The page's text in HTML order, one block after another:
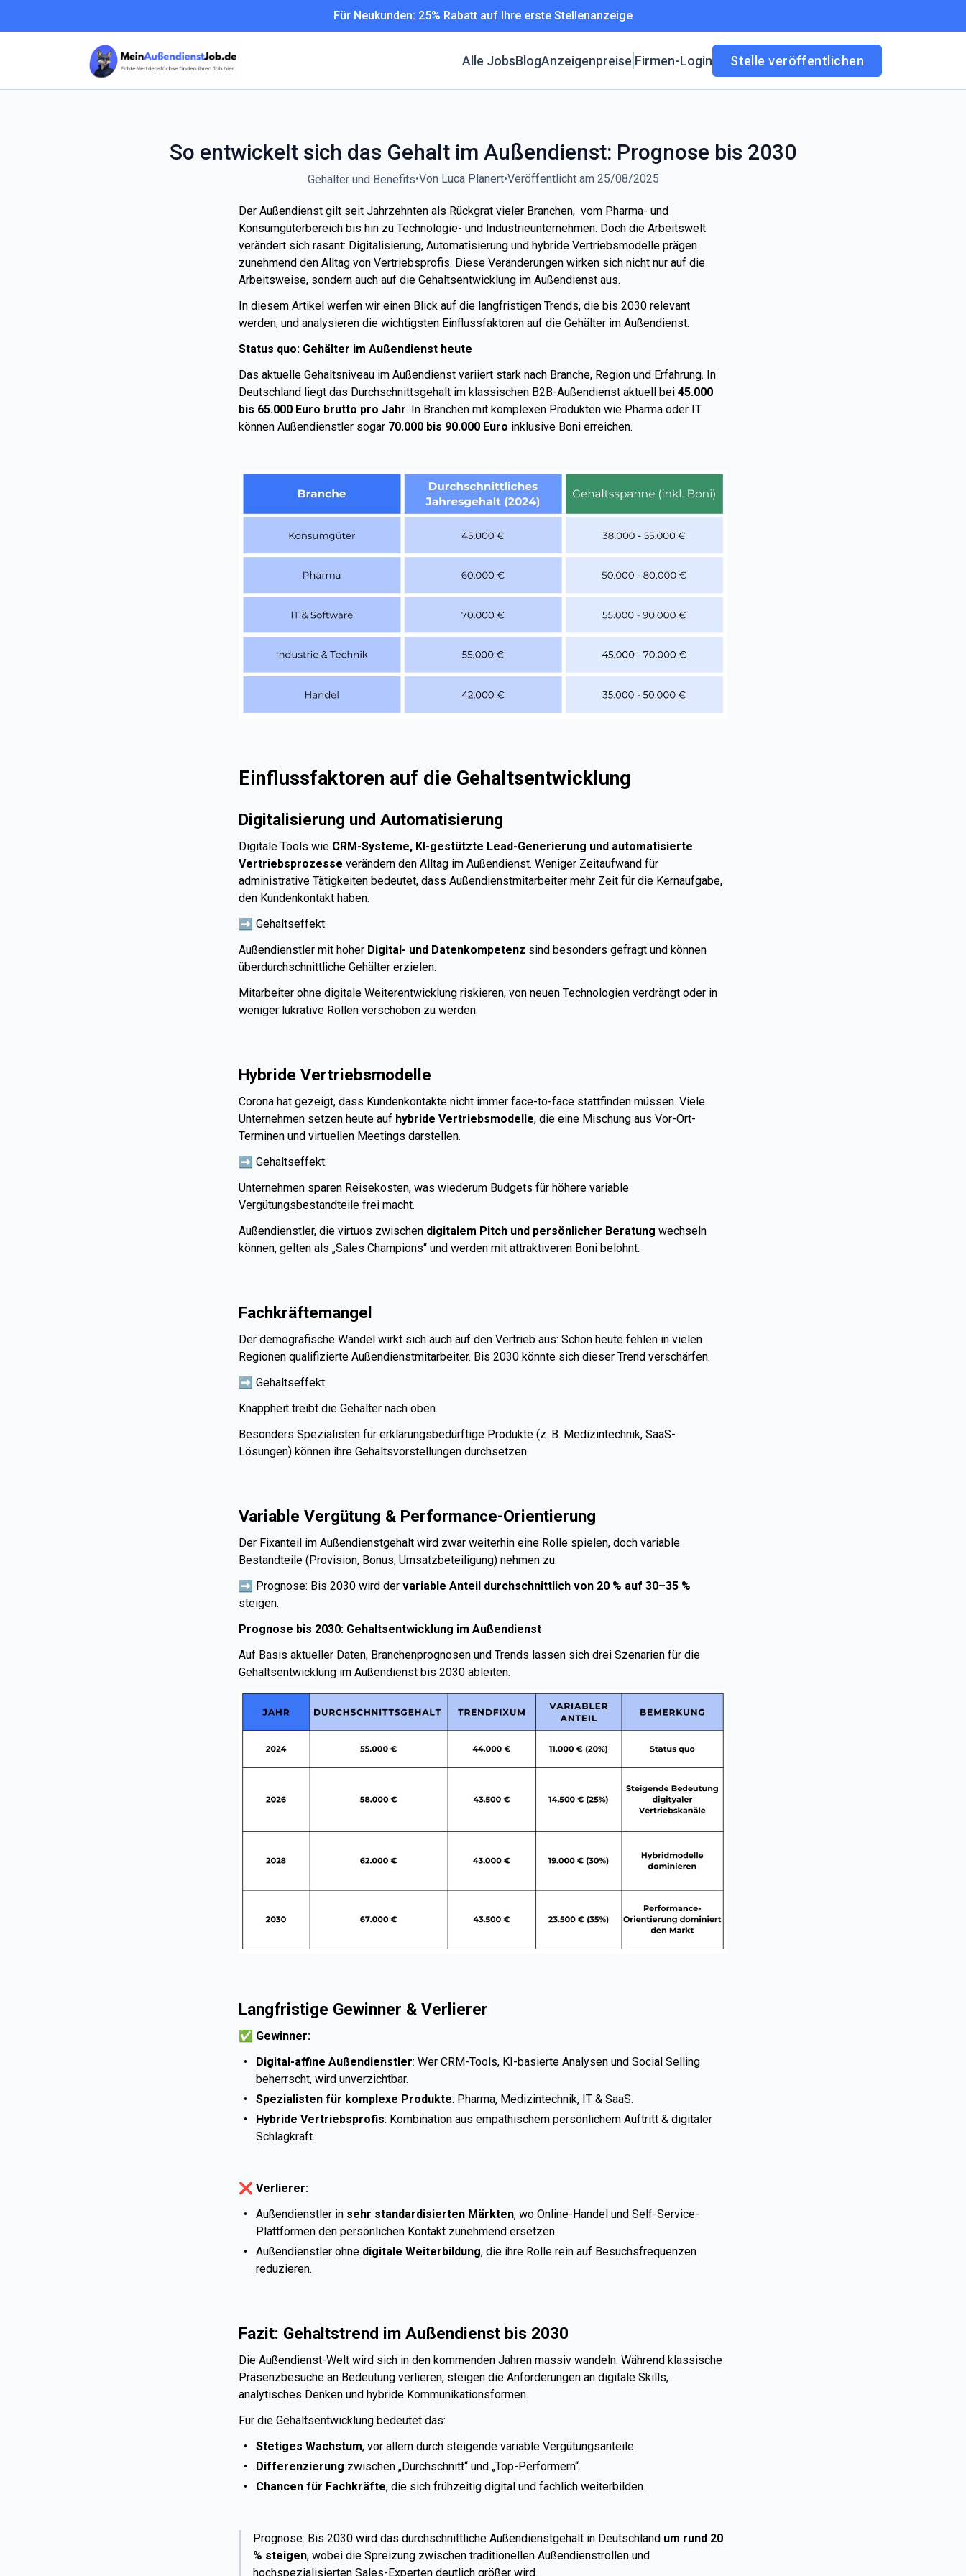
Für Neukunden: 25% Rabatt auf Ihre erste Stellenanzeige
Alle JobsBlogAnzeigenpreise Firmen-Login Stelle veröffentlichen
So entwickelt sich das Gehalt im Außendienst: Prognose bis 2030
Gehälter und Benefits•Von Luca Planert•Veröffentlicht am 25/08/2025
Der Außendienst gilt seit Jahrzehnten als Rückgrat vieler Branchen, vom Pharma- und
Konsumgüterbereich bis hin zu Technologie- und Industrieunternehmen. Doch die Arbeitswelt
verändert sich rasant: Digitalisierung, Automatisierung und hybride Vertriebsmodelle prägen
zunehmend den Alltag von Vertriebsprofis. Diese Veränderungen wirken sich nicht nur auf die
Arbeitsweise, sondern auch auf die Gehaltsentwicklung im Außendienst aus.
In diesem Artikel werfen wir einen Blick auf die langfristigen Trends, die bis 2030 relevant
werden, und analysieren die wichtigsten Einflussfaktoren auf die Gehälter im Außendienst.
Status quo: Gehälter im Außendienst heute
Das aktuelle Gehaltsniveau im Außendienst variiert stark nach Branche, Region und Erfahrung. In
Deutschland liegt das Durchschnittsgehalt im klassischen B2B-Außendienst aktuell bei 45.000
bis 65.000 Euro brutto pro Jahr. In Branchen mit komplexen Produkten wie Pharma oder IT
können Außendienstler sogar 70.000 bis 90.000 Euro inklusive Boni erreichen.
Einflussfaktoren auf die Gehaltsentwicklung
Digitalisierung und Automatisierung
Digitale Tools wie CRM-Systeme, KI-gestützte Lead-Generierung und automatisierte
Vertriebsprozesse verändern den Alltag im Außendienst. Weniger Zeitaufwand für
administrative Tätigkeiten bedeutet, dass Außendienstmitarbeiter mehr Zeit für die Kernaufgabe,
den Kundenkontakt haben.
➡️ Gehaltseffekt:
Außendienstler mit hoher Digital- und Datenkompetenz sind besonders gefragt und können
überdurchschnittliche Gehälter erzielen.
Mitarbeiter ohne digitale Weiterentwicklung riskieren, von neuen Technologien verdrängt oder in
weniger lukrative Rollen verschoben zu werden.
Hybride Vertriebsmodelle
Corona hat gezeigt, dass Kundenkontakte nicht immer face-to-face stattfinden müssen. Viele
Unternehmen setzen heute auf hybride Vertriebsmodelle, die eine Mischung aus Vor-Ort-
Terminen und virtuellen Meetings darstellen.
➡️ Gehaltseffekt:
Unternehmen sparen Reisekosten, was wiederum Budgets für höhere variable
Vergütungsbestandteile frei macht.
Außendienstler, die virtuos zwischen digitalem Pitch und persönlicher Beratung wechseln
können, gelten als „Sales Champions“ und werden mit attraktiveren Boni belohnt.
Fachkräftemangel
Der demografische Wandel wirkt sich auch auf den Vertrieb aus: Schon heute fehlen in vielen
Regionen qualifizierte Außendienstmitarbeiter. Bis 2030 könnte sich dieser Trend verschärfen.
➡️ Gehaltseffekt:
Knappheit treibt die Gehälter nach oben.
Besonders Spezialisten für erklärungsbedürftige Produkte (z. B. Medizintechnik, SaaS-
Lösungen) können ihre Gehaltsvorstellungen durchsetzen.
Variable Vergütung & Performance-Orientierung
Der Fixanteil im Außendienstgehalt wird zwar weiterhin eine Rolle spielen, doch variable
Bestandteile (Provision, Bonus, Umsatzbeteiligung) nehmen zu.
➡️ Prognose: Bis 2030 wird der variable Anteil durchschnittlich von 20 % auf 30–35 %
steigen.
Prognose bis 2030: Gehaltsentwicklung im Außendienst
Auf Basis aktueller Daten, Branchenprognosen und Trends lassen sich drei Szenarien für die
Gehaltsentwicklung im Außendienst bis 2030 ableiten:
Langfristige Gewinner & Verlierer
✅ Gewinner:
Digital-affine Außendienstler: Wer CRM-Tools, KI-basierte Analysen und Social Selling
beherrscht, wird unverzichtbar.
Spezialisten für komplexe Produkte: Pharma, Medizintechnik, IT & SaaS.
Hybride Vertriebsprofis: Kombination aus empathischem persönlichem Auftritt & digitaler
Schlagkraft.
❌ Verlierer:
Außendienstler in sehr standardisierten Märkten, wo Online-Handel und Self-Service-
Plattformen den persönlichen Kontakt zunehmend ersetzen.
Außendienstler ohne digitale Weiterbildung, die ihre Rolle rein auf Besuchsfrequenzen
reduzieren.
Fazit: Gehaltstrend im Außendienst bis 2030
Die Außendienst-Welt wird sich in den kommenden Jahren massiv wandeln. Während klassische
Präsenzbesuche an Bedeutung verlieren, steigen die Anforderungen an digitale Skills,
analytisches Denken und hybride Kommunikationsformen.
Für die Gehaltsentwicklung bedeutet das:
Stetiges Wachstum, vor allem durch steigende variable Vergütungsanteile.
Differenzierung zwischen „Durchschnitt“ und „Top-Performern“.
Chancen für Fachkräfte, die sich frühzeitig digital und fachlich weiterbilden.
Prognose: Bis 2030 wird das durchschnittliche Außendienstgehalt in Deutschland um rund 20
% steigen, wobei die Spreizung zwischen traditionellen Außendienstrollen und
hochspezialisierten Sales-Experten deutlich größer wird.